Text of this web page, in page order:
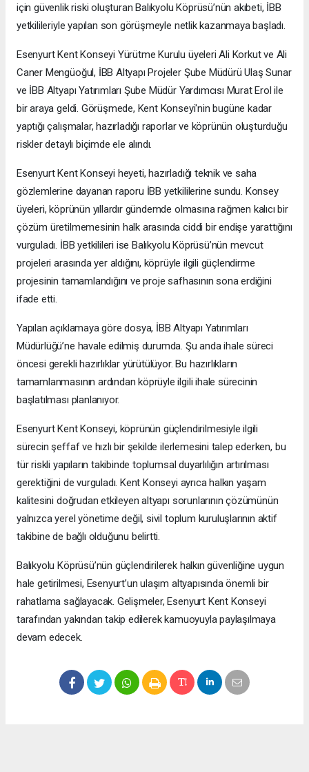
için güvenlik riski oluşturan Balıkyolu Köprüsü’nün akıbeti, İBB
yetkilileriyle yapılan son görüşmeyle netlik kazanmaya başladı.
Esenyurt Kent Konseyi Yürütme Kurulu üyeleri Ali Korkut ve Ali
Caner Mengüoğul, İBB Altyapı Projeler Şube Müdürü Ulaş Sunar
ve İBB Altyapı Yatırımları Şube Müdür Yardımcısı Murat Erol ile
bir araya geldi. Görüşmede, Kent Konseyi'nin bugüne kadar
yaptığı çalışmalar, hazırladığı raporlar ve köprünün oluşturduğu
riskler detaylı biçimde ele alındı.
Esenyurt Kent Konseyi heyeti, hazırladığı teknik ve saha
gözlemlerine dayanan raporu İBB yetkililerine sundu. Konsey
üyeleri, köprünün yıllardır gündemde olmasına rağmen kalıcı bir
çözüm üretilmemesinin halk arasında ciddi bir endişe yarattığını
vurguladı. İBB yetkilileri ise Balıkyolu Köprüsü’nün mevcut
projeleri arasında yer aldığını, köprüyle ilgili güçlendirme
projesinin tamamlandığını ve proje safhasının sona erdiğini
ifade etti.
Yapılan açıklamaya göre dosya, İBB Altyapı Yatırımları
Müdürlüğü’ne havale edilmiş durumda. Şu anda ihale süreci
öncesi gerekli hazırlıklar yürütülüyor. Bu hazırlıkların
tamamlanmasının ardından köprüyle ilgili ihale sürecinin
başlatılması planlanıyor.
Esenyurt Kent Konseyi, köprünün güçlendirilmesiyle ilgili
sürecin şeffaf ve hızlı bir şekilde ilerlemesini talep ederken, bu
tür riskli yapıların takibinde toplumsal duyarlılığın artırılması
gerektiğini de vurguladı. Kent Konseyi ayrıca halkın yaşam
kalitesini doğrudan etkileyen altyapı sorunlarının çözümünün
yalnızca yerel yönetime değil, sivil toplum kuruluşlarının aktif
takibine de bağlı olduğunu belirtti.
Balıkyolu Köprüsü’nün güçlendirilerek halkın güvenliğine uygun
hale getirilmesi, Esenyurt’un ulaşım altyapısında önemli bir
rahatlama sağlayacak. Gelişmeler, Esenyurt Kent Konseyi
tarafından yakından takip edilerek kamuoyuyla paylaşılmaya
devam edecek.